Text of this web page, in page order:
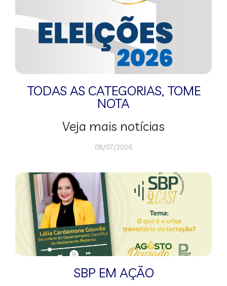
TODAS AS CATEGORIAS, TOME
NOTA
Veja mais notícias
08/07/2026
SBP EM AÇÃO